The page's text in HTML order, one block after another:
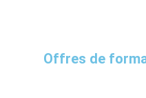
Offres de